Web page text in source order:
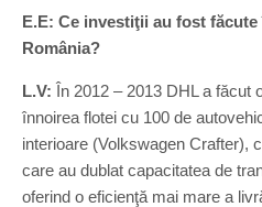
E.E: Ce investiţii au fost
România?
L.V: În 2012 – 2013 DHL a făcut
înnoirea flotei cu 100 de
interioare (Volkswagen Crafter),
care au dublat capacitatea de
oferind o eficienţă mai mare a